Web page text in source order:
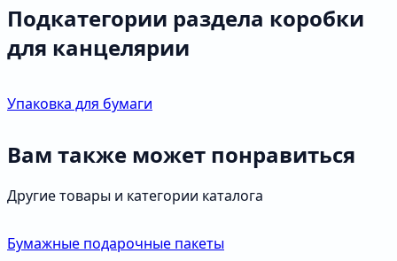
Подкатегории раздела коробки
для канцелярии
Упаковка для бумаги
Вам также может понравиться
Другие товары и категории каталога
Бумажные подарочные пакеты